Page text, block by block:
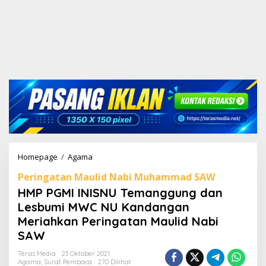
Homepage / Agama
P
P
G
M
I
I
Peringatan Maulid Nabi Muhammad SAW
HMP PGMI INISNU Temanggung dan
Lesbumi MWC NU Kandangan
Meriahkan Peringatan Maulid Nabi
SAW
Teras Media
23 Oktober 2021
Agama, Surat Pembaca 270 Dilihat